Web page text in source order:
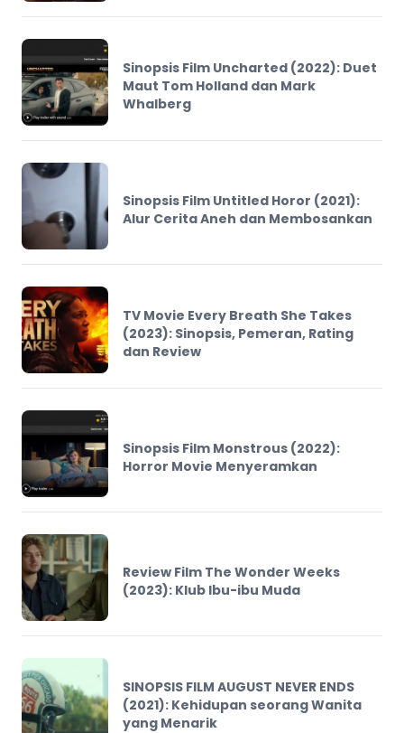
Sinopsis Film Uncharted (2022): Duet
Maut Tom Holland dan Mark
Whalberg
Sinopsis Film Untitled Horor (2021):
Alur Cerita Aneh dan Membosankan
TV Movie Every Breath She Takes
(2023): Sinopsis, Pemeran, Rating
dan Review
Sinopsis Film Monstrous (2022):
Horror Movie Menyeramkan
Review Film The Wonder Weeks
(2023): Klub Ibu-ibu Muda
SINOPSIS FILM AUGUST NEVER ENDS
(2021): Kehidupan seorang Wanita
yang Menarik